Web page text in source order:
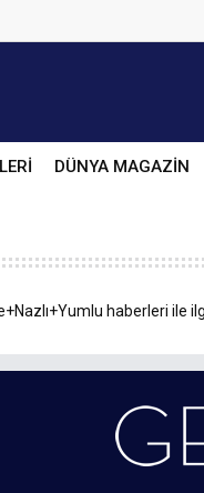
DÜNYA MAGAZİN
haberleri ile